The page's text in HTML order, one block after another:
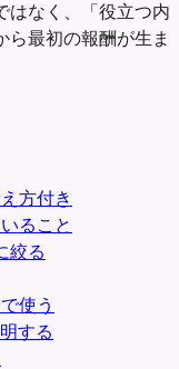
はなく、「役立つ内
ら最初の報酬が生ま
方付き
ること
絞る
使う
する